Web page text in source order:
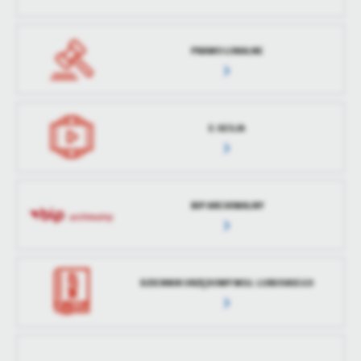
PRAWO LOKALNE
E-SESJA
BIP ARCHIWALNY
DZIENNIK URZĘDOWY WOJ. LUBUSKIEGO